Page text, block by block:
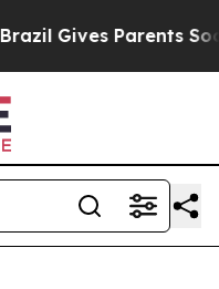
Gives Parents